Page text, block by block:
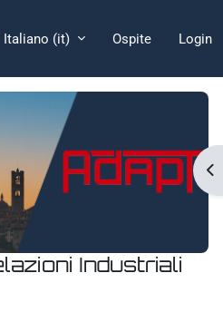
Italiano ‎(it)‎ Ospite Login
Industriali